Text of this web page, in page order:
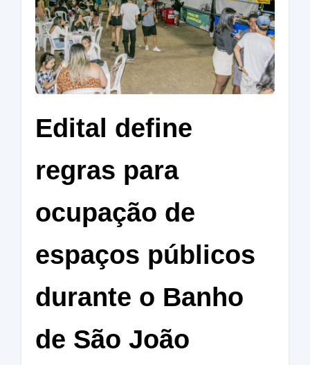
Edital define
regras para
ocupação de
espaços públicos
durante o Banho
de São João